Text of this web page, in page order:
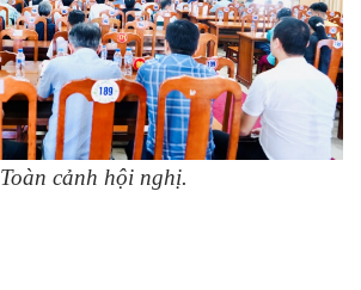
Toàn cảnh hội nghị.